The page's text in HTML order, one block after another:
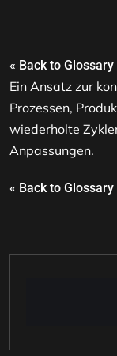
« Back to
Ein Ansatz zur
Prozessen,
wiederholte
Anpassungen.
« Back to